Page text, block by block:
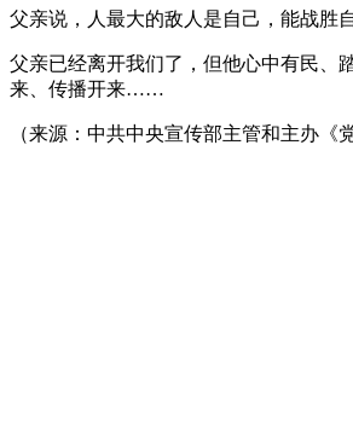
父亲说，人最大的敌人是自己，能战胜
父亲已经离开我们了，但他心中有民、
来、传播开来……
（来源：中共中央宣传部主管和主办《